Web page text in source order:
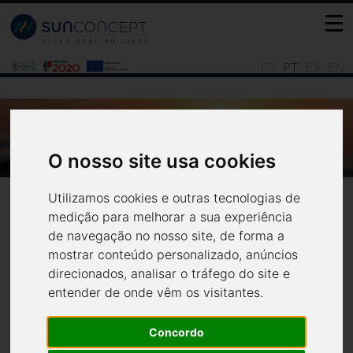
PT
O nosso site usa cookies
Utilizamos cookies e outras tecnologias de
medição para melhorar a sua experiência
de navegação no nosso site, de forma a
mostrar conteúdo personalizado, anúncios
direcionados, analisar o tráfego do site e
entender de onde vêm os visitantes.
Concordo
Notícias Todas
Dia Mundial da Terra 2021
Dia Mundial da Terra celebrado ontem dia 21 de Abril de